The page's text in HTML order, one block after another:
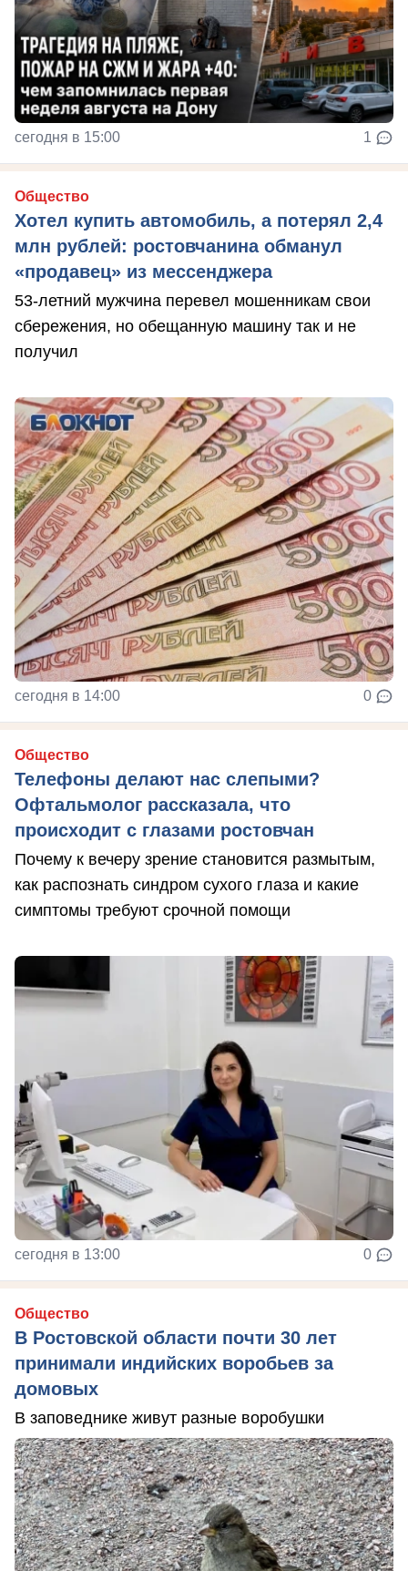
сегодня в 15:00 1
Общество
Хотел купить автомобиль, а потерял 2,4
млн рублей: ростовчанина обманул
«продавец» из мессенджера
53-летний мужчина перевел мошенникам свои
сбережения, но обещанную машину так и не
получил
сегодня в 14:00 0
Общество
Телефоны делают нас слепыми?
Офтальмолог рассказала, что
происходит с глазами ростовчан
Почему к вечеру зрение становится размытым,
как распознать синдром сухого глаза и какие
симптомы требуют срочной помощи
сегодня в 13:00 0
Общество
В Ростовской области почти 30 лет
принимали индийских воробьев за
домовых
В заповеднике живут разные воробушки